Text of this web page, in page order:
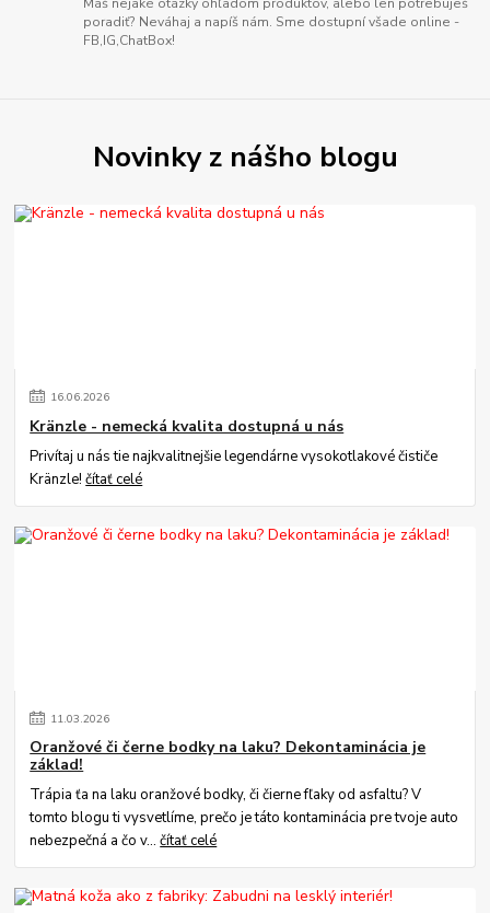
Máš nejaké otázky ohľadom produktov, alebo len potrebuješ
poradiť? Neváhaj a napíš nám. Sme dostupní všade online -
FB,IG,ChatBox!
Novinky z nášho blogu
16.06.2026
Kränzle - nemecká kvalita dostupná u nás
Privítaj u nás tie najkvalitnejšie legendárne vysokotlakové čističe
Kränzle!čítať celé
11.03.2026
Oranžové či černe bodky na laku? Dekontaminácia je
základ!
Trápia ťa na laku oranžové bodky, či čierne fľaky od asfaltu? V
tomto blogu ti vysvetlíme, prečo je táto kontaminácia pre tvoje auto
nebezpečná a čo v...čítať celé